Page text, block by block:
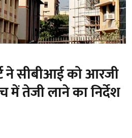
ने सीबीआई को आरजी
तेजी लाने का निर्देश